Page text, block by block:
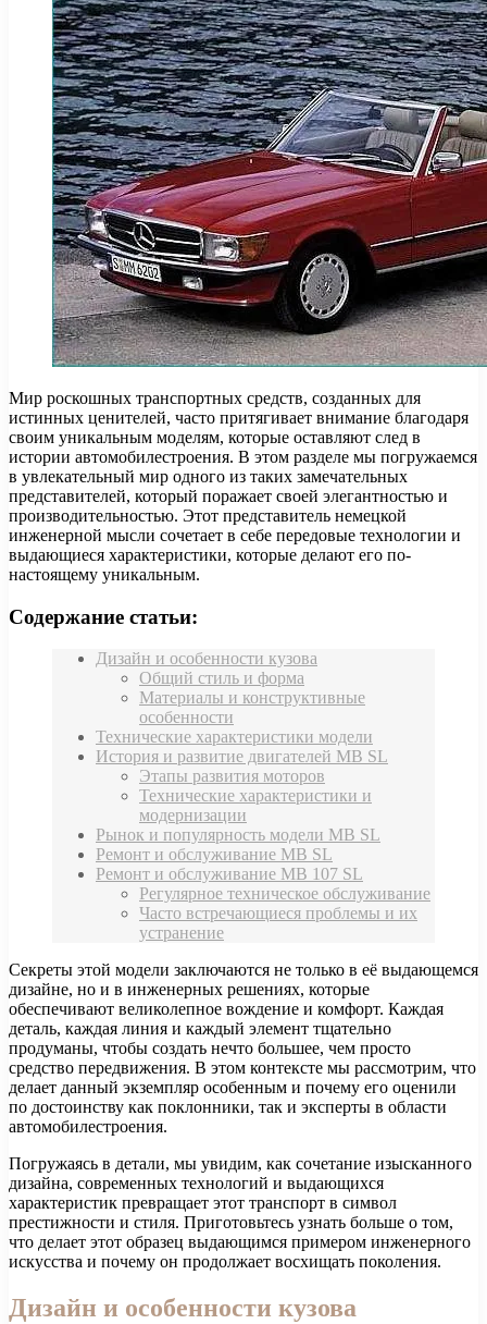
Мир роскошных транспортных средств, созданных для
истинных ценителей, часто притягивает внимание благодаря
своим уникальным моделям, которые оставляют след в
истории автомобилестроения. В этом разделе мы погружаемся
в увлекательный мир одного из таких замечательных
представителей, который поражает своей элегантностью и
производительностью. Этот представитель немецкой
инженерной мысли сочетает в себе передовые технологии и
выдающиеся характеристики, которые делают его по-
настоящему уникальным.
Содержание статьи:
Дизайн и особенности кузова
Общий стиль и форма
Материалы и конструктивные
особенности
Технические характеристики модели
История и развитие двигателей MB SL
Этапы развития моторов
Технические характеристики и
модернизации
Рынок и популярность модели MB SL
Ремонт и обслуживание MB SL
Ремонт и обслуживание MB 107 SL
Регулярное техническое обслуживание
Часто встречающиеся проблемы и их
устранение
Секреты этой модели заключаются не только в её выдающемся
дизайне, но и в инженерных решениях, которые
обеспечивают великолепное вождение и комфорт. Каждая
деталь, каждая линия и каждый элемент тщательно
продуманы, чтобы создать нечто большее, чем просто
средство передвижения. В этом контексте мы рассмотрим, что
делает данный экземпляр особенным и почему его оценили
по достоинству как поклонники, так и эксперты в области
автомобилестроения.
Погружаясь в детали, мы увидим, как сочетание изысканного
дизайна, современных технологий и выдающихся
характеристик превращает этот транспорт в символ
престижности и стиля. Приготовьтесь узнать больше о том,
что делает этот образец выдающимся примером инженерного
искусства и почему он продолжает восхищать поколения.
Дизайн и особенности кузова